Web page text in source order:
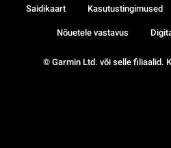
© Garmin Ltd. või selle filiaalid.
Saidikaart Kasutustingimused
Nõuetele vastavus